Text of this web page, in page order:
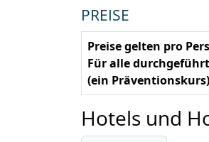
PREISE
Preise gelten pro
Für alle
(ein
Hotels und